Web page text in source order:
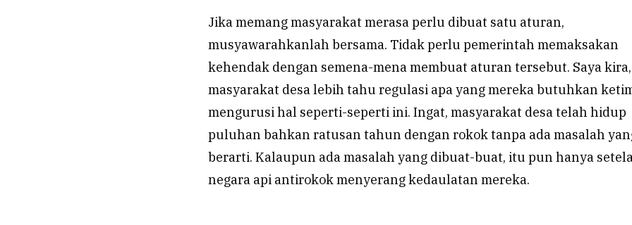
Jika memang masyarakat merasa perlu dibuat satu aturan,
musyawarahkanlah bersama. Tidak perlu pemerintah memaksakan
kehendak dengan semena-mena membuat aturan tersebut. Saya kira,
masyarakat desa lebih tahu regulasi apa yang mereka butuhkan
mengurusi hal seperti-seperti ini. Ingat, masyarakat desa telah hidup
puluhan bahkan ratusan tahun dengan rokok tanpa ada masalah
berarti. Kalaupun ada masalah yang dibuat-buat, itu pun hanya
negara api antirokok menyerang kedaulatan mereka.